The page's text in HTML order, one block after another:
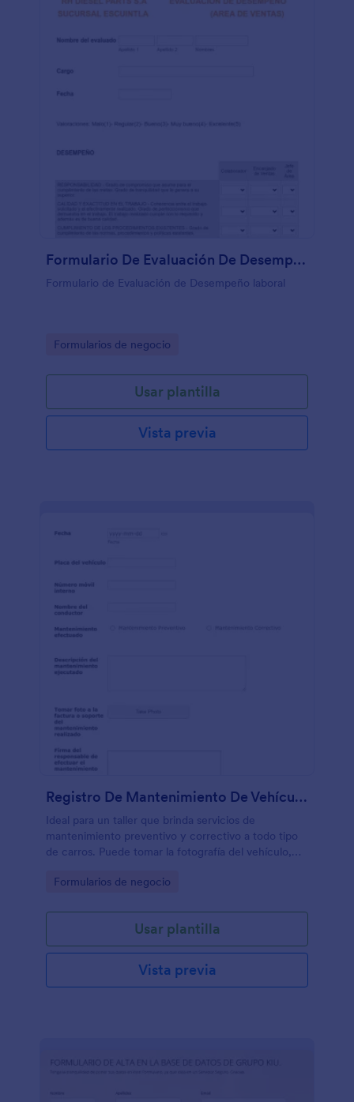
Formulario De Evaluación De Desempeño (Area De Ventas
Formulario de Evaluación de Desempeño laboral
Go to Category:
Formularios de negocio
Usar plantilla
Vista previa
Registro De Mantenimiento De Vehículo En Taller
Ideal para un taller que brinda servicios de
mantenimiento preventivo y correctivo a todo tipo
de carros. Puede tomar la fotografía del vehículo,
así como fecha, nombre del conductor y firma del
Go to Category:
Formularios de negocio
Usar plantilla
Vista previa